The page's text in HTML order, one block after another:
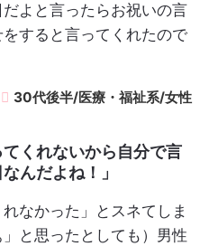
よと言ったらお祝いの言
すると言ってくれたので
30代後半/医療・福祉系/女性
くれないから自分で言
んだよね！」
なかった」とスネてしま
と思ったとしても）男性